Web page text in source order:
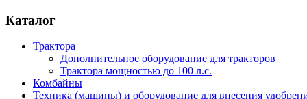
Каталог
Трактора
Дополнительное оборудование для тракторов
Трактора мощностью до 100 л.с.
Комбайны
Техника (машины) и оборудование для внесения